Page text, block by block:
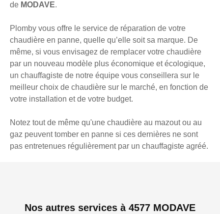
de MODAVE.
Plomby vous offre le service de réparation de votre
chaudière en panne, quelle qu’elle soit sa marque. De
même, si vous envisagez de remplacer votre chaudière
par un nouveau modèle plus économique et écologique,
un chauffagiste de notre équipe vous conseillera sur le
meilleur choix de chaudière sur le marché, en fonction de
votre installation et de votre budget.
Notez tout de même qu'une chaudière au mazout ou au
gaz peuvent tomber en panne si ces dernières ne sont
pas entretenues régulièrement par un chauffagiste agréé.
Nos autres services à 4577 MODAVE